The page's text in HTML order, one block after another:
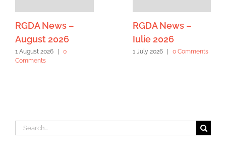
RGDA News –
August 2026
1 August 2026
0
Comments
RGDA News –
Iulie 2026
1 July 2026 0 Comments
Search